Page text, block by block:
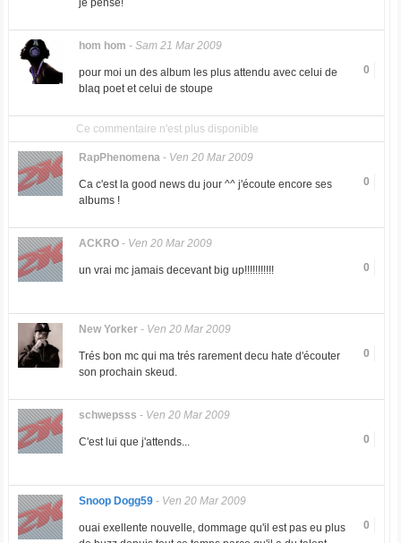
je pense!
hom hom - Sam 21 Mar 2009
0
pour moi un des album les plus attendu avec celui de
blaq poet et celui de stoupe
Ce commentaire n'est plus disponible
RapPhenomena- Ven 20 Mar 2009
0
Ca c'est la good news du jour ^^ j'écoute encore ses
albums !
ACKRO- Ven 20 Mar 2009
0
un vrai mc jamais decevant big up!!!!!!!!!!!
New Yorker- Ven 20 Mar 2009
0
Trés bon mc qui ma trés rarement decu hate d'écouter
son prochain skeud.
schwepsss - Ven 20 Mar 2009
0
C'est lui que j'attends...
Snoop Dogg59- Ven 20 Mar 2009
0
ouai exellente nouvelle, dommage qu'il est pas eu plus